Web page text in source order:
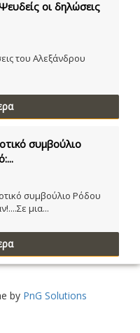
οι δηλώσεις
του Αλεξάνδρου
συμβούλιο
συμβούλιο Ρόδου
μια...
by PnG Solutions